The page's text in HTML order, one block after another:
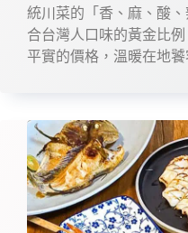
統川菜的「香、麻、酸
合台灣人口味的黃金比
平實的價格，溫暖在地饕